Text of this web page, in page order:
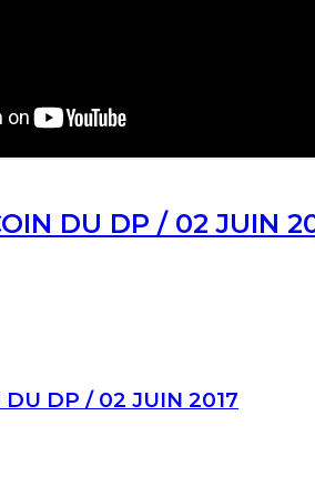
DU DP / 02 JUIN
DU DP / 02 JUIN 2017